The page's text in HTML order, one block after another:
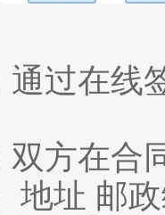
通过在线
双方在合
地址 邮